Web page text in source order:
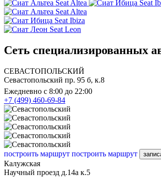
Seat Altea Seat
Seat Altea
Seat Ibiza
Seat Leon
Сеть специализированных
СЕВАСТОПОЛЬСКИЙ
Севастопольский пр. 95 б, к.8
Ежедневно с 8:00 до 22:00
+7 (499) 460-69-84
построить маршрут построить маршрут
Калужская
Научный проезд д.14а к.5